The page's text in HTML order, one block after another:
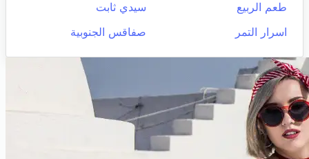
طعم الربيع
سيدي ثابت
اسرار التمر
صفاقس الجنوبية